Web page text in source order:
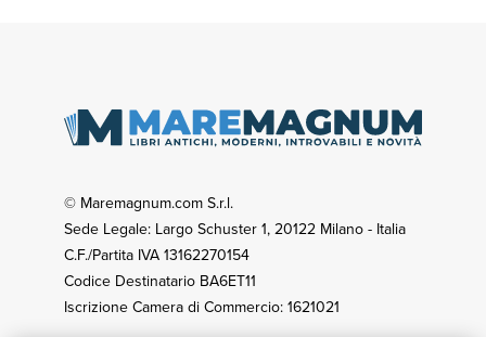
© Maremagnum.com S.r.l.
Sede Legale: Largo Schuster 1, 20122 Milano - Italia
C.F./Partita IVA 13162270154
Codice Destinatario BA6ET11
Iscrizione Camera di Commercio: 1621021